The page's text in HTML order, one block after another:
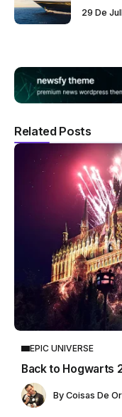
29 De
Related Posts
EPIC UNIVERSE
Back to Hogwarts
By Coisas De